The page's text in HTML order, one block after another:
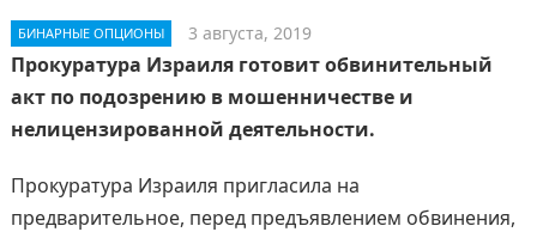
БИНАРНЫЕ ОПЦИОНЫ 3 августа, 2019
Прокуратура Израиля готовит обвинительный
акт по подозрению в мошенничестве и
нелицензированной деятельности.
Прокуратура Израиля пригласила на
предварительное, перед предъявлением обвинения,